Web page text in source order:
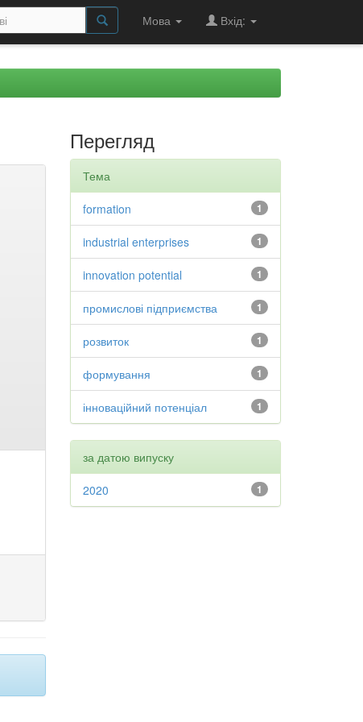
Мова Вхід:
Перегляд
Тема
1
formation
1
industrial enterprises
1
innovation potential
1
промислові підприємства
1
розвиток
1
формування
1
інноваційний потенціал
за датою випуску
1
2020